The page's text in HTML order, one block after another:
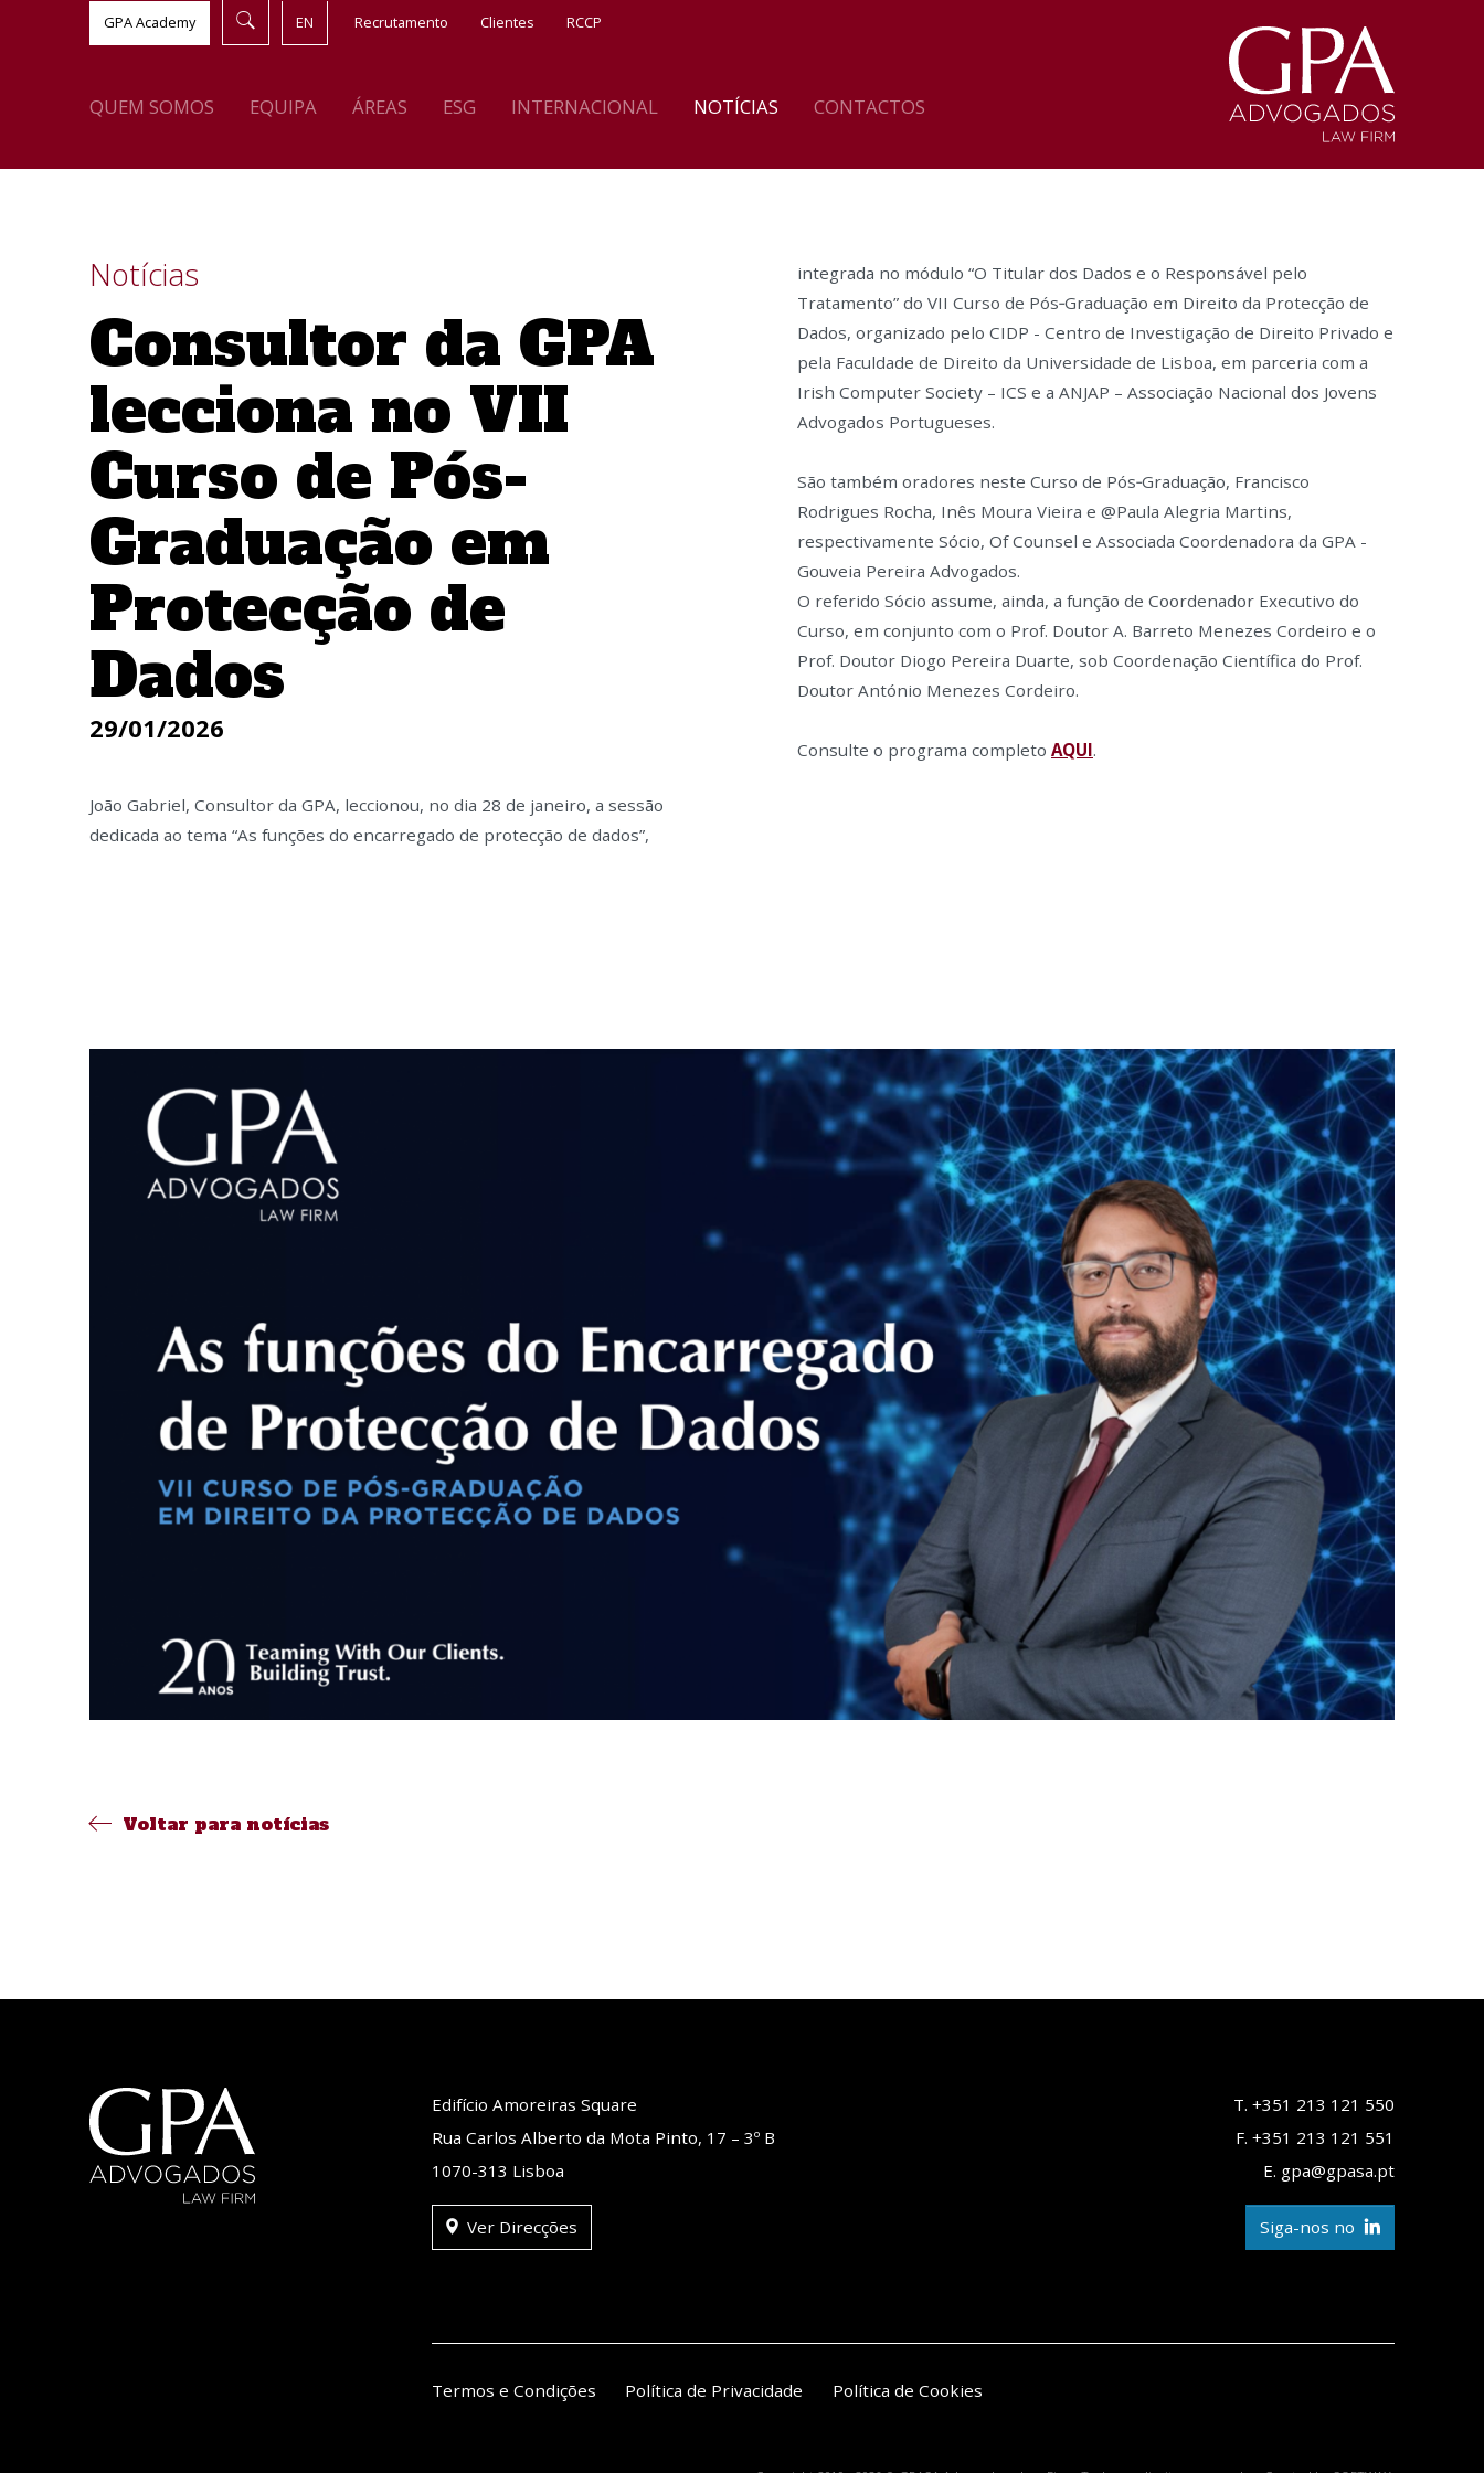
GPA Academy EN Recrutamento Clientes RCCP
QUEM SOMOS EQUIPA ÁREAS ESG INTERNACIONAL NOTÍCIAS CONTACTOS
Notícias
Consultor da GPA
lecciona no VII
Curso de Pós-
Graduação em
Protecção de
Dados
29/01/2026
João Gabriel, Consultor da GPA, leccionou, no dia 28 de janeiro, a sessão
dedicada ao tema “As funções do encarregado de protecção de dados”,
integrada no módulo “O Titular dos Dados e o Responsável pelo
Tratamento” do VII Curso de Pós‑Graduação em Direito da Protecção de
Dados, organizado pelo CIDP - Centro de Investigação de Direito Privado e
pela Faculdade de Direito da Universidade de Lisboa, em parceria com a
Irish Computer Society – ICS e a ANJAP – Associação Nacional dos Jovens
Advogados Portugueses.
São também oradores neste Curso de Pós‑Graduação, Francisco
Rodrigues Rocha, Inês Moura Vieira e @Paula Alegria Martins,
respectivamente Sócio, Of Counsel e Associada Coordenadora da GPA -
Gouveia Pereira Advogados.
O referido Sócio assume, ainda, a função de Coordenador Executivo do
Curso, em conjunto com o Prof. Doutor A. Barreto Menezes Cordeiro e o
Prof. Doutor Diogo Pereira Duarte, sob Coordenação Científica do Prof.
Doutor António Menezes Cordeiro.
Consulte o programa completo AQUI.
Voltar para notícias
Edifício Amoreiras Square
Rua Carlos Alberto da Mota Pinto, 17 – 3º B
1070-313 Lisboa
Ver Direcções
T. +351 213 121 550
F. +351 213 121 551
E. gpa@gpasa.pt
Siga-nos no
Termos e Condições Política de Privacidade Política de Cookies